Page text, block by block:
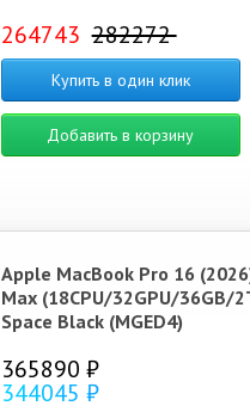
264743 282272
Купить в один клик
Добавить в корзину
Apple MacBook Pro 16
Max (18CPU/32GPU/36GB/
Space Black (MGED4)
365890 ₽
344045 ₽